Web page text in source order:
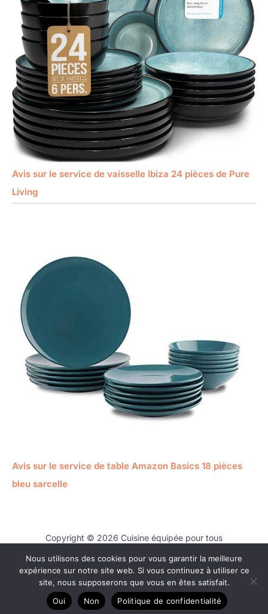
Avis sur le service de vaisselle Ibiza 24 pièces de Pure
Living
Avis sur le service de table Amazon Basics 18 pièces
bleu sarcelle
Copyright © 2026 Cuisine équipée pour tous
Contact
Mentions légales
Politique de confidentialité
Nous utilisons des cookies pour vous garantir la meilleure
expérience sur notre site web. Si vous continuez à utiliser ce
site, nous supposerons que vous en êtes satisfait.
Oui
Non Politique de confidentialité